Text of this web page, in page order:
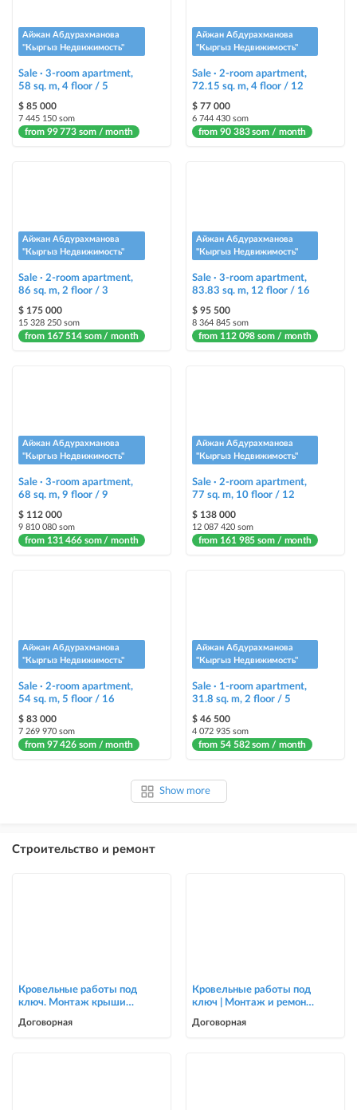
+ paid promotion on Instagram
highlighting an ad in a different color among other ads
Auto UP
automatically up the ad
Stickers
Bright stickers with options will make your property stand out from the rest
and help sell it faster
Айжан Абдурахманова
"Кыргыз Недвижимость"
Sale · 3-room apartment,
58 sq. m, 4 floor / 5
$ 85 000
7 445 150 som
from 99 773 som / month
Айжан Абдурахманова
"Кыргыз Недвижимость"
Sale · 2-room apartment,
72.15 sq. m, 4 floor / 12
$ 77 000
6 744 430 som
from 90 383 som / month
Айжан Абдурахманова
"Кыргыз Недвижимость"
Sale · 2-room apartment,
86 sq. m, 2 floor / 3
$ 175 000
15 328 250 som
from 167 514 som / month
Айжан Абдурахманова
"Кыргыз Недвижимость"
Sale · 3-room apartment,
83.83 sq. m, 12 floor / 16
$ 95 500
8 364 845 som
from 112 098 som / month
Айжан Абдурахманова
"Кыргыз Недвижимость"
Sale · 3-room apartment,
68 sq. m, 9 floor / 9
$ 112 000
9 810 080 som
from 131 466 som / month
Айжан Абдурахманова
"Кыргыз Недвижимость"
Sale · 2-room apartment,
77 sq. m, 10 floor / 12
$ 138 000
12 087 420 som
from 161 985 som / month
Айжан Абдурахманова
"Кыргыз Недвижимость"
Sale · 2-room apartment,
54 sq. m, 5 floor / 16
$ 83 000
7 269 970 som
from 97 426 som / month
Айжан Абдурахманова
"Кыргыз Недвижимость"
Sale · 1-room apartment,
31.8 sq. m, 2 floor / 5
$ 46 500
4 072 935 som
from 54 582 som / month
Show more
Строительство и ремонт
Кровельные работы под
ключ. Монтаж крыши
коттеджей
Договорная
Кровельные работы под
ключ | Монтаж и ремонт
Договорная